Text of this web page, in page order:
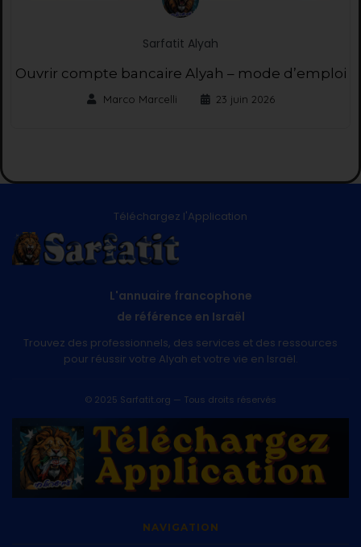
Sarfatit Alyah
Ouvrir compte bancaire Alyah – mode d’emploi
Marco Marcelli 23 juin 2026
Téléchargez l'Application
L'annuaire francophone
de référence en Israël
Trouvez des professionnels, des services et des ressources
pour réussir votre Alyah et votre vie en Israël.
© 2025 Sarfatit.org — Tous droits réservés
NAVIGATION